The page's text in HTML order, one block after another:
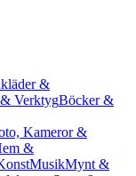
&
VerktygBöcker &
Kameror &
&
MusikMynt &